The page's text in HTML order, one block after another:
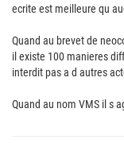
ecrite est meilleure qu
Quand au brevet de
il existe 100 manieres
interdit pas a d autres
Quand au nom VMS il s